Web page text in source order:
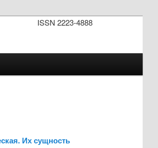
ISSN 2223-4888
Их сущность